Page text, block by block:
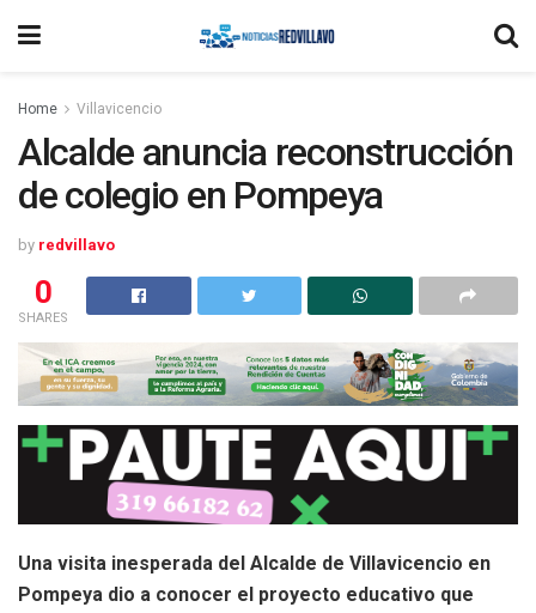
Home Villavicencio
Alcalde anuncia reconstrucción
de colegio en Pompeya
by redvillavo
0
SHARES
Una visita inesperada del Alcalde de Villavicencio en
Pompeya dio a conocer el proyecto educativo que